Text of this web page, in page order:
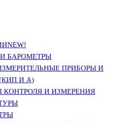
NEW!
БАРОМЕТРЫ
ПРИБОРЫ И
И А)
КОНТРОЛЯ И ИЗМЕРЕНИЯ